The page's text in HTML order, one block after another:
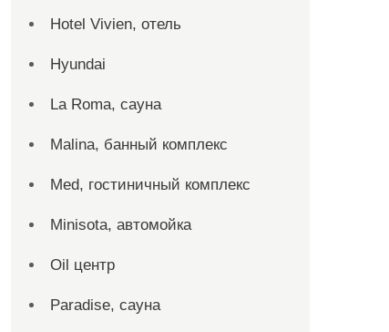
Hotel Vivien, отель
Hyundai
La Roma, сауна
Malina, банный комплекс
Med, гостиничный комплекс
Minisota, автомойка
Oil центр
Paradise, сауна